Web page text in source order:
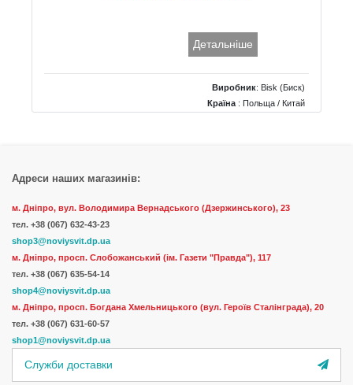
Детальніше
Виробник: Bisk (Биск)
Країна : Польща / Китай
Адреси наших магазинів:
м. Дніпро, вул. Володимира Вернадського (Дзержинського), 23
тел. +38 (067) 632-43-23
shop3@noviysvit.dp.ua
м. Дніпро, просп. Слобожанський (ім. Газети "Правда"), 117
тел. +38 (067) 635-54-14
shop4@noviysvit.dp.ua
м. Дніпро, просп. Богдана Хмельницького (вул. Героїв Сталінграда), 20
тел. +38 (067) 631-60-57
shop1@noviysvit.dp.ua
Служби доставки